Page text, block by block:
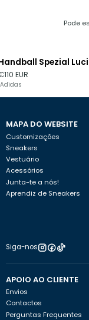
Pode
EsgotadoSpezial
EUR
Adidas
MAPA DO WEBSITE
Customizações
Sneakers
Vestuário
Acessórios
Junta-te a nós!
Aprendiz de Sneakers
Siga-nos
APOIO AO CLIENTE
Envios
Contactos
Perguntas Frequentes